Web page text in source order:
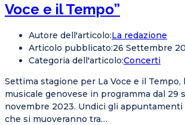
Voce e il Tempo”
Autore dell'articolo:La redazione
Articolo pubblicato:26 Settembre
Categoria dell'articolo:Concerti
Settima stagione per La Voce e il Tempo,
musicale genovese in programma dal 29
novembre 2023. Undici gli appuntamenti
che si muoveranno tra…